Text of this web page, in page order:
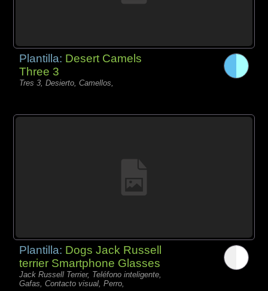
Plantilla: Desert Camels
Three 3
Tres 3, Desierto, Camellos,
Plantilla: Dogs Jack Russell
terrier Smartphone Glasses
Jack Russell Terrier, Teléfono inteligente,
Gafas, Contacto visual, Perro,